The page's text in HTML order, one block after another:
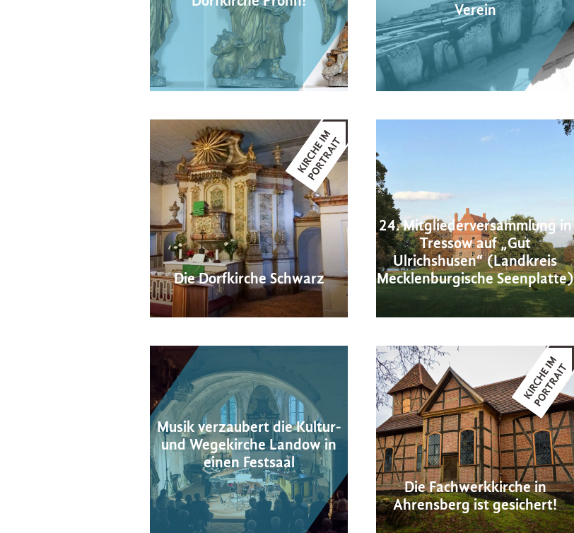
Verein
Die Dorfkirche Schwarz
24. Mitgliederversammlung in
Tressow auf „Gut
Ulrichshusen“ (Landkreis
Mecklenburgische Seenplatte)
Musik verzaubert die Kultur-
und Wegekirche Landow in
einen Festsaal
Die Fachwerkkirche in
Ahrensberg ist gesichert!